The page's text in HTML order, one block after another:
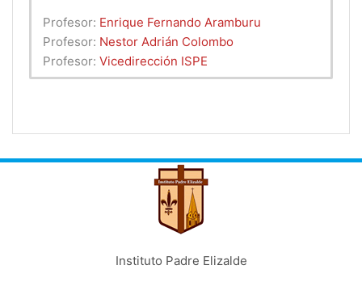
Profesor: Enrique Fernando Aramburu
Profesor: Nestor Adrián Colombo
Profesor: Vicedirección ISPE
Instituto Padre Elizalde